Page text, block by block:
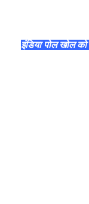
इंडिया पोल खोल को